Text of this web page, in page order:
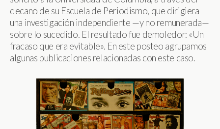
decano de su Escuela de Periodismo, que dirigiera
una investigación independiente —y no remunerada—
sobre lo sucedido. El resultado fue demoledor: «Un
fracaso que era evitable». En este posteo agrupamos
algunas publicaciones relacionadas con este caso.